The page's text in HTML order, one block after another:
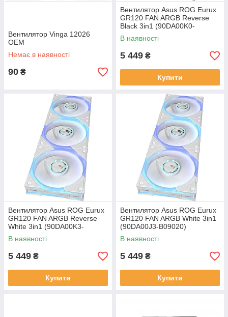
Вентилятор Vinga 12026
OEM
Немає в наявності
90 ₴
Вентилятор Asus ROG Eurux
GR120 FAN ARGB Reverse
Black 3in1 (90DA00K0-
B09020)
В наявності
5 449 ₴
Купити
Вентилятор Asus ROG Eurux
GR120 FAN ARGB Reverse
White 3in1 (90DA00K3-
B09020)
В наявності
5 449 ₴
Купити
Вентилятор Asus ROG Eurux
GR120 FAN ARGB White 3in1
(90DA00J3-B09020)
В наявності
5 449 ₴
Купити